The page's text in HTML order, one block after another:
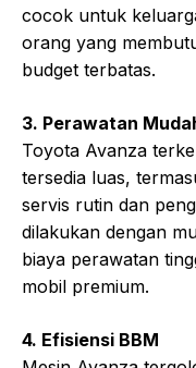
cocok untuk
orang yang
budget terbatas.
3. Perawatan
Toyota Avanza
tersedia luas,
servis rutin dan
dilakukan dengan
biaya perawatan
mobil premium.
4. Efisiensi BBM